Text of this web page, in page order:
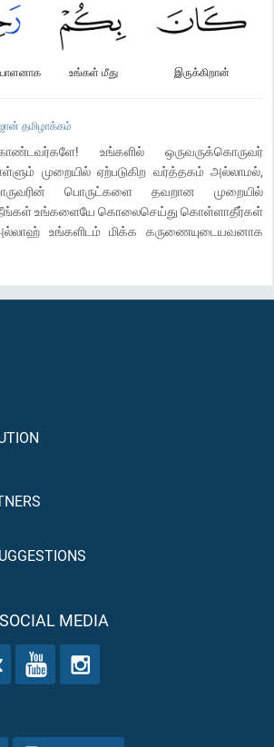
இருக்கிறான்
உங்கள் மீது
தமிழாக்கம்
உங்களில் ஒருவருக்கொருவர்
முறையில் ஏற்படுகிற வர்த்தகம் அல்லாமல்,
பொருட்களை தவறான முறையில்
உங்களையே கொலைசெய்து கொள்ளாதீர்கள்
உங்களிடம் மிக்க கருணையுடையவனாக
MEDIA